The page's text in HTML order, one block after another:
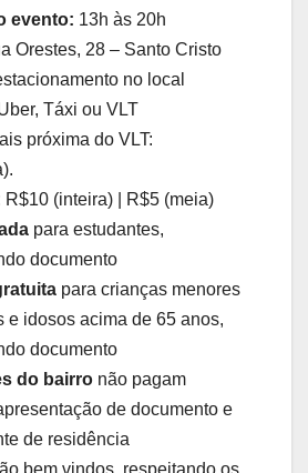
evento: 13h às 20h
Orestes, 28 – Santo Cristo
no local
Táxi ou VLT
próxima do VLT:
R$10 (inteira) | R$5 (meia)
para estudantes,
documento
para crianças menores
e idosos acima de 65 anos,
documento
do bairro não pagam
de documento e
de residência
bem vindos, respeitando os